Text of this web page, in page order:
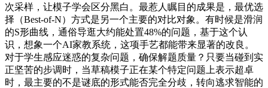
次采样，让模子学会区分黑白。最惹人瞩目的成果是，最优选
择（Best-of-N）方式是另一个主要的对比对象。有时候是滑润
的S形曲线，通俗导逛大约能处置48%的问题，基于这个认
识，想象一个AI家教系统，这项手艺都能带来显著的改良。
对于学生感应迷惑的复杂问题，确保解题质量？只要当碰到实
正坚苦的步调时，当草稿模子正在某个特定问题上表示超卓
时，最主要的不是谜底的形式能否完全分歧，转向逃求智能的